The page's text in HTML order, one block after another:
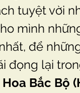
tuyệt vời
mình
để
đọng lại
Hoa Bắc Bộ